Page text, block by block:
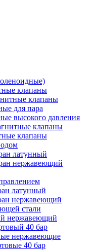
клапаны
клапаны
для пара
высокого давления
клапаны
клапаны
латунный
нержавеющий
латунный
нержавеющий
стали
нержавеющий
40 бар
нержавеющие
40 бар